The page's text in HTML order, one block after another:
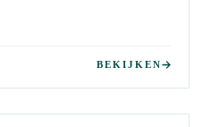
BEKIJKEN